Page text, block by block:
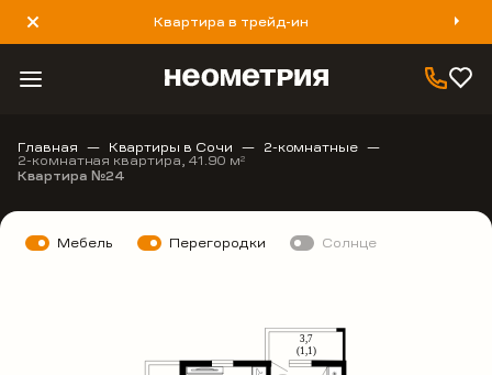
Квартира в трейд-ин
8 800 777 40 93
Главная Квартиры в Сочи 2-комнатные
2-комнатная квартира, 41.90 м2
Квартира №24
Мебель Перегородки Солнце